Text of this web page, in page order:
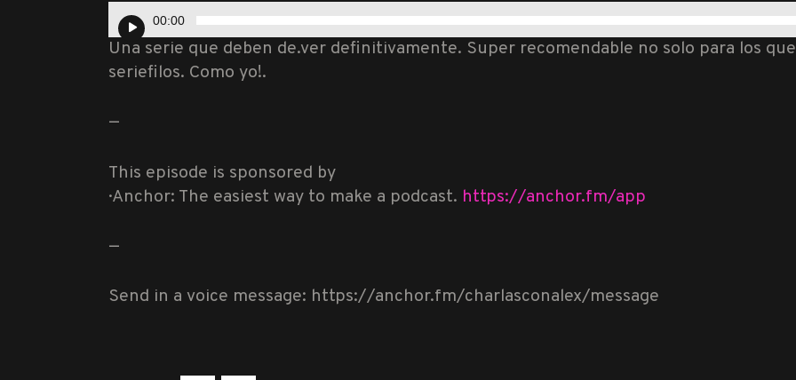
Reproductor
de
audio
00:00
Una serie que deben de.ver definitivamente. Super recomendable no solo para los
seriefilos. Como yo!.
—
This episode is sponsored by
· Anchor: The easiest way to make a podcast. https://anchor.fm/app
—
Send in a voice message: https://anchor.fm/charlasconalex/message